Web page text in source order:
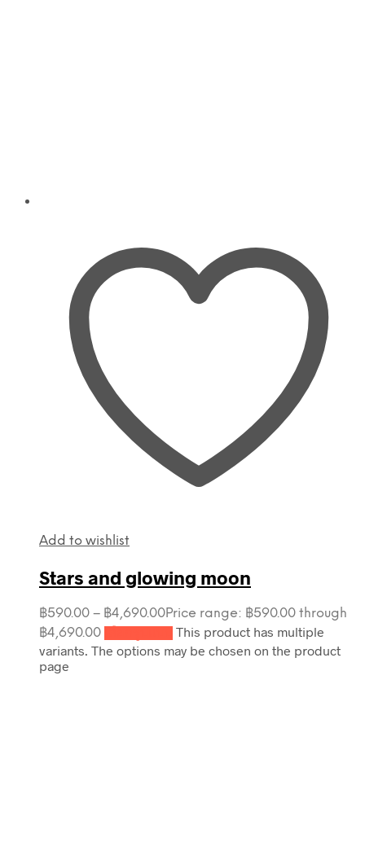
Add to wishlist
Stars and glowing moon
฿590.00 – ฿4,690.00Price range: ฿590.00 through
฿4,690.00
This product has multiple
variants. The options may be chosen on the product
page